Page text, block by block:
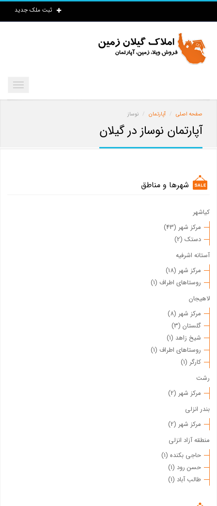
ثبت ملک جدید
صفحه اصلی آپارتمان نوساز
آپارتمان نوساز در گیلان
شهرها و مناطق
کیاشهر
مرکز شهر (43)
دستک (2)
آستانه اشرفیه
مرکز شهر (18)
روستاهای اطراف (1)
لاهیجان
مرکز شهر (8)
گلستان (3)
شیخ زاهد (1)
روستاهای اطراف (1)
کارگر (1)
رشت
مرکز شهر (2)
بندر انزلی
مرکز شهر (2)
منطقه آزاد انزلی
حاجی بکنده (1)
حسن رود (1)
طالب آباد (1)